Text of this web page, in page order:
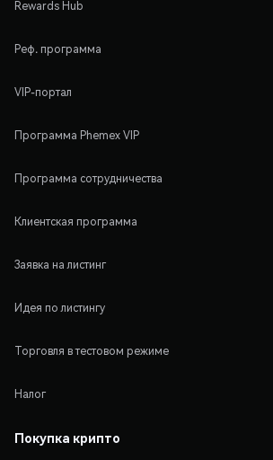
Rewards Hub
Реф. программа
VIP-портал
Программа Phemex VIP
Программа сотрудничества
Клиентская программа
Заявка на листинг
Идея по листингу
Торговля в тестовом режиме
Налог
Покупка крипто